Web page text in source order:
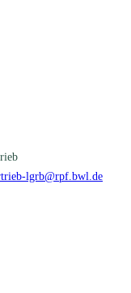
lgrb@rpf.bwl.de